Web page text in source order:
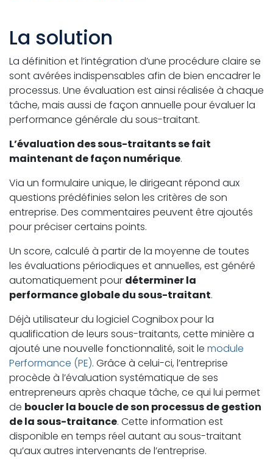
La solution
La définition et l’intégration d’une procédure claire se
sont avérées indispensables afin de bien encadrer le
processus. Une évaluation est ainsi réalisée à chaque
tâche, mais aussi de façon annuelle pour évaluer la
performance générale du sous-traitant.
L’évaluation des sous-traitants se fait
maintenant de façon numérique.
Via un formulaire unique, le dirigeant répond aux
questions prédéfinies selon les critères de son
entreprise. Des commentaires peuvent être ajoutés
pour préciser certains points.
Un score, calculé à partir de la moyenne de toutes
les évaluations périodiques et annuelles, est généré
automatiquement pour déterminer la
performance globale du sous-traitant.
Déjà utilisateur du logiciel Cognibox pour la
qualification de leurs sous-traitants, cette minière a
ajouté une nouvelle fonctionnalité, soit le module
Performance (PE). Grâce à celui-ci, l’entreprise
procède à l’évaluation systématique de ses
entrepreneurs après chaque tâche, ce qui lui permet
de boucler la boucle de son processus de gestion
de la sous-traitance. Cette information est
disponible en temps réel autant au sous-traitant
qu’aux autres intervenants de l’entreprise.